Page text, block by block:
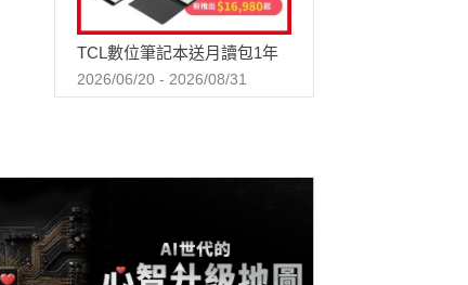
TCL數位筆記本送月讀包1年
2026/06/20 - 2026/08/31